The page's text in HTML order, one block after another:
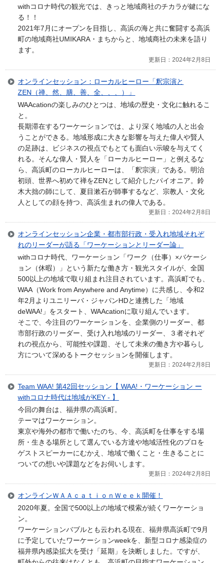
withコロナ時代の観光では、きっと地域商社のチカラが鍵にな
る！！
2021年7月にオープンを目指し、高浜の海と共に奮闘する高浜
町の地域商社UMIKARA・まちからと、地域商社の未来を語り
ます。
更新日：2024年2月8日
オンラインセッション：ローカルヒーロー「釈宗演と
ZEN（禅、然、膳、善、全、、、）」
WAAcationの楽しみのひとつは、地域の歴史・文化に触れるこ
と。
長期滞在するワーケーションでは、より深く地域の人と出会
うことができる。地域形成に大きな影響を与えた偉人や賢人
の足跡は、ビジネスの視点でもとても面白い示唆を与えてく
れる。そんな偉人・賢人を「ローカルヒーロー」と例えるな
ら、高浜町のローカルヒーローは、「釈宗演」である。明治
初頭、世界へ初めて禅をZENとして紹介したパイオニア。鈴
木大拙の師にして、夏目漱石が師事するなど、宗教人・文化
人としての顔を持つ、高浜生まれの偉人である。
更新日：2024年2月8日
オンラインセッション企業・都市部行政・受入れ地域それぞ
れのリーダーが語る「ワーケーションとリーダー論」
withコロナ時代、ワーケーション「ワーク（仕事）×バケーシ
ョン（休暇）」という新たな働き方・観光スタイルが、全国
500以上の地域で取り組まれ注目されています。高浜町でも、
WAA（Work from Anywhere and Anytime）に共感し、令和2
年2月よりユニリーバ・ジャパンHDと連携した「地域
deWAA!」をスタート、WAAcationに取り組んでいます。
そこで、今注目のワーケーションを、企業側のリーダー、都
市部行政のリーダー、受け入れ地域のリーダー、３者それぞ
れの視点から、可能性や課題、そして未来の働き方や暮らし
方について深めるトークセッションを開催します。
更新日：2024年2月8日
Team WAA! 第42回セッション【 WAA!・ワーケーション ー
withコロナ時代は地域がKEY - 】
今回の舞台は、福井県の高浜町。
テーマはワーケーション。
東京や海外の都市で働いたのち、今、高浜町を仕事をする場
所・生きる場所として選んでいる方達や地域活性化のプロを
ゲストスピーカーにむかえ、地域で働くこと・生きることに
ついての想いや課題などをお伺いします。
更新日：2024年2月8日
オンラインＷＡＡｃａｔｉｏｎＷｅｅｋ開催！
2020年夏。全国で500以上の地域で模索が続くワーケーショ
ン。
ワーケーションバブルとも云われる現在、福井県高浜町で9月
に予定していたワーケーションweekを、新型コロナ感染症の
福井県内感染拡大を受け「延期」を決断しました。ですが、